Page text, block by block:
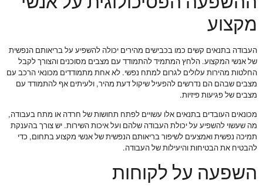
מקצוע
העבודה בתנאים קשים כמו בכבישים מהירים יכולה להשפיע על בריאותם הנפשית
של אנשי המקצוע. הלחץ המתמיד להתמודד עם מצבים מסוכנים והצורך לקבל
החלטות מהירות עלולים לגרום למתח נפשי. לא אחת מתמודדים מכונאי הרכב עם
מצבים שבהם הם נדרשים להפעיל שיקול דעת מהיר, ולעיתים אף להתמודד עם
מצבים של פגיעות פיזיות.
מכונאים העובדים בתנאים אלו עשויים לפתח תחושות של חרדה או מתח בעבודה,
מה שעשוי להשפיע על יכולת העבודה שלהם ועל איכות השירות. יש צורך בהענקת
תמיכה נפשית ואמצעים לשיפור בריאותם הנפשית של אנשי מקצוע בתחום, כדי
להבטיח את הבטיחות והיעילות של העבודה.
השפעה על לקוחות